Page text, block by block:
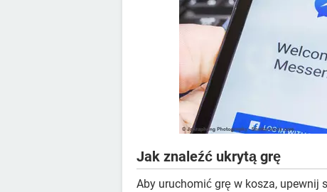
Jak znaleźć ukrytą grę
Aby uruchomić grę w kosza, upewnij